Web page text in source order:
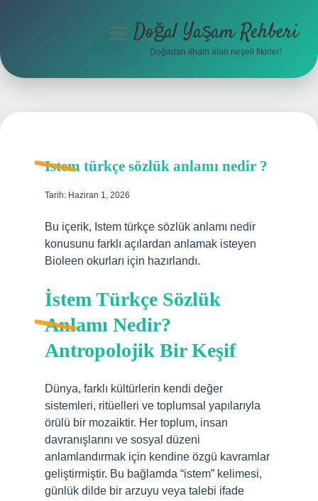
Hakkımızda
menüyüDoğal Yaşam Rehberi
Doğadan ilham alan neşeli fikirler!
Istem türkçe sözlük anlamı nedir ?
Tarih: Haziran 1, 2026
Bu içerik, Istem türkçe sözlük anlamı nedir
konusunu farklı açılardan anlamak isteyen
Bioleen okurları için hazırlandı.
İstem Türkçe Sözlük
Anlamı Nedir?
Antropolojik Bir Keşif
Dünya, farklı kültürlerin kendi değer
sistemleri, ritüelleri ve toplumsal yapılarıyla
örülü bir mozaiktir. Her toplum, insan
davranışlarını ve sosyal düzeni
anlamlandırmak için kendine özgü kavramlar
geliştirmiştir. Bu bağlamda “istem” kelimesi,
günlük dilde bir arzuyu veya talebi ifade